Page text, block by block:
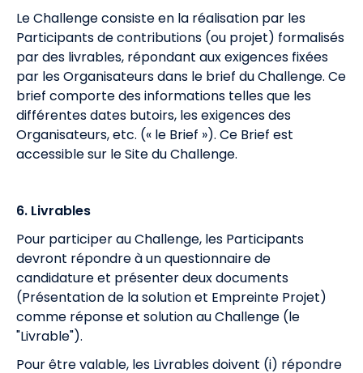
Le Challenge consiste en la réalisation par les
Participants de contributions (ou projet) formalisés
par des livrables, répondant aux exigences fixées
par les Organisateurs dans le brief du Challenge. Ce
brief comporte des informations telles que les
différentes dates butoirs, les exigences des
Organisateurs, etc. (« le Brief »). Ce Brief est
accessible sur le Site du Challenge.
6. Livrables
Pour participer au Challenge, les Participants
devront répondre à un questionnaire de
candidature et présenter deux documents
(Présentation de la solution et Empreinte Projet)
comme réponse et solution au Challenge (le
"Livrable").
Pour être valable, les Livrables doivent (i) répondre